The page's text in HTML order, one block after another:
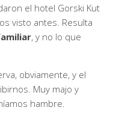
el hotel Gorski Kut
visto antes. Resulta
, y no lo que
obviamente, y el
Muy majo y
hambre.